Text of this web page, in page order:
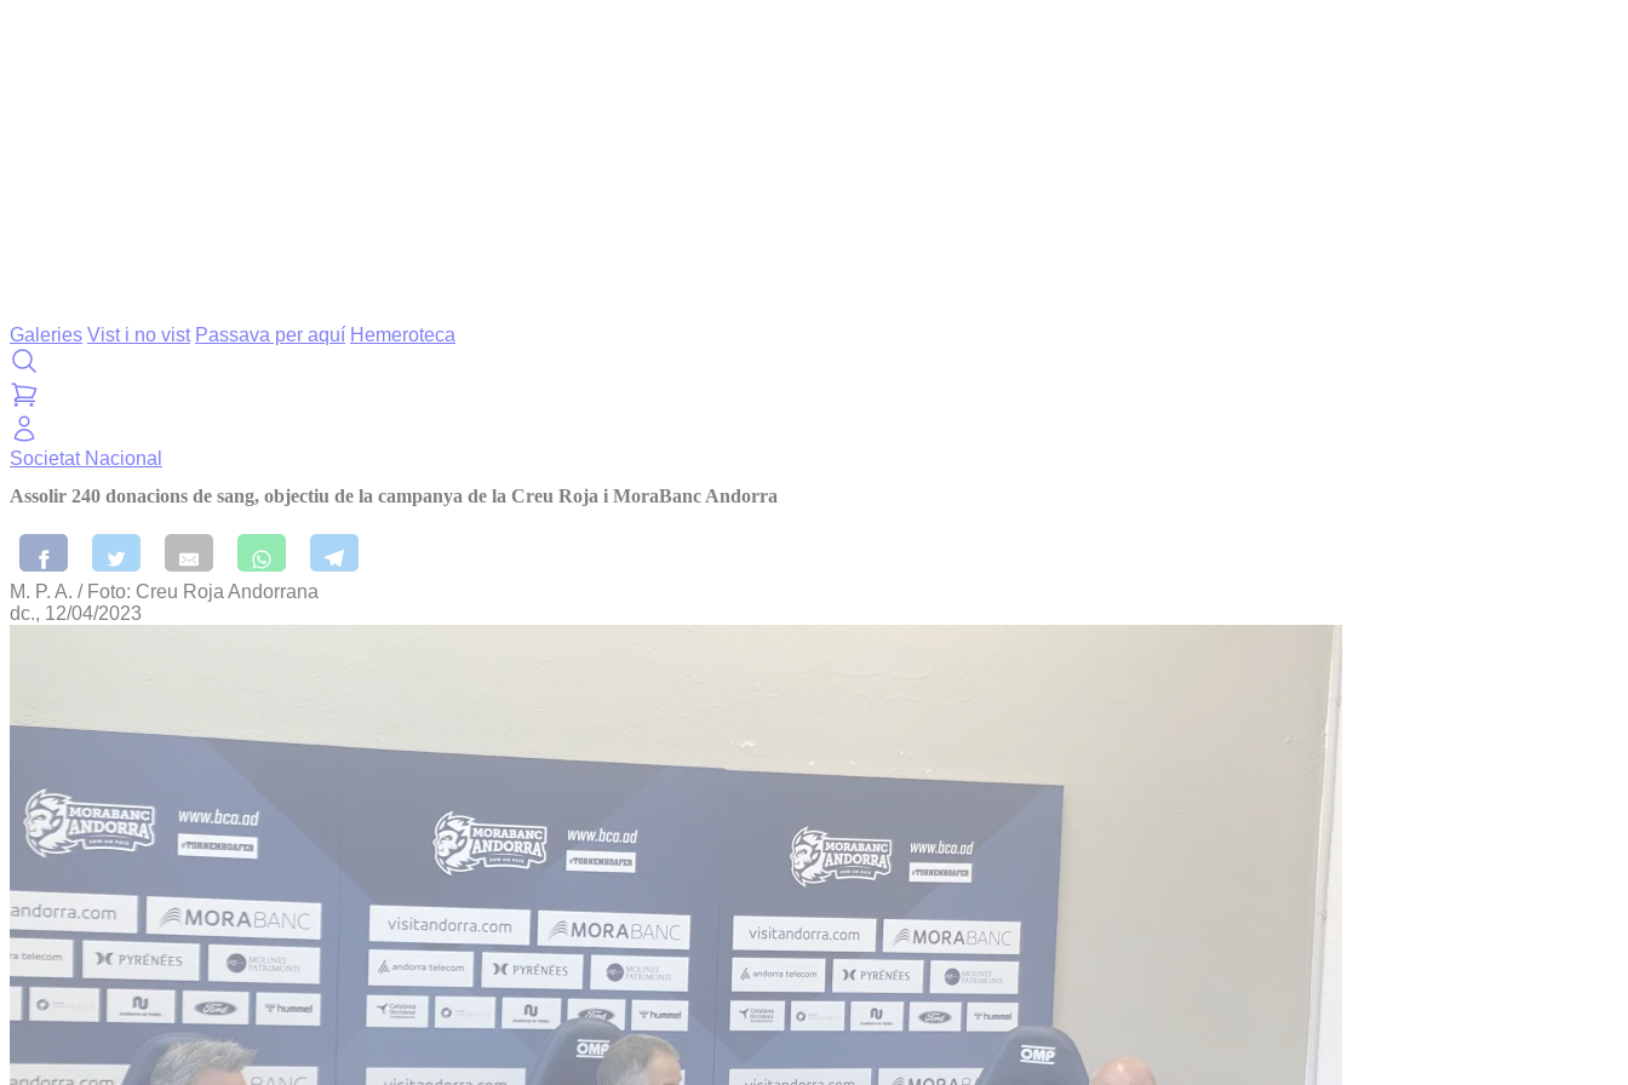
Galeries Vist i no vist Passava per aquí Hemeroteca
Societat Nacional
Assolir 240 donacions de sang, objectiu de la campanya de la Creu Roja i MoraBanc Andorra
M. P. A. / Foto: Creu Roja Andorrana
dc., 12/04/2023